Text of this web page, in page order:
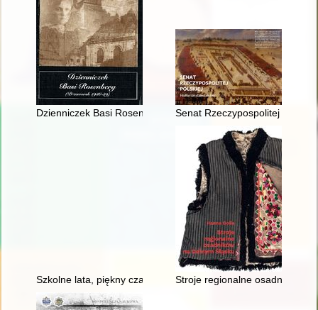
Dzienniczek Basi Rosenberg : (Przeworsk 1938-1939)
Senat Rzeczypospolitej
Szkolne lata, piękny czas... Zespół SzkółStroje regionalne osadników